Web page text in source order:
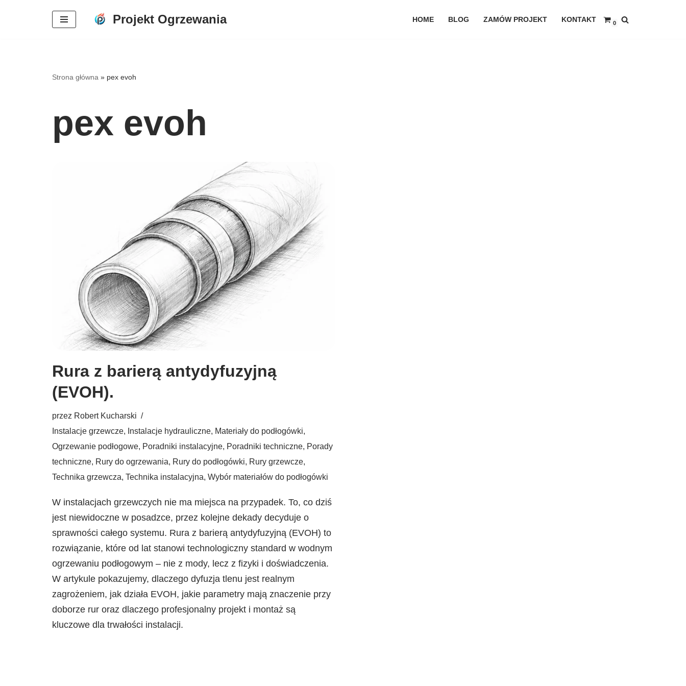
Projekt Ogrzewania HOME BLOG ZAMÓW PROJEKT KONTAKT 0
Strona główna » pex evoh
pex evoh
Rura z barierą antydyfuzyjną
(EVOH).
przez Robert Kucharski
Instalacje grzewcze, Instalacje hydrauliczne, Materiały do podłogówki,
Ogrzewanie podłogowe, Poradniki instalacyjne, Poradniki techniczne, Porady
techniczne, Rury do ogrzewania, Rury do podłogówki, Rury grzewcze,
Technika grzewcza, Technika instalacyjna, Wybór materiałów do podłogówki
W instalacjach grzewczych nie ma miejsca na przypadek. To, co dziś
jest niewidoczne w posadzce, przez kolejne dekady decyduje o
sprawności całego systemu. Rura z barierą antydyfuzyjną (EVOH) to
rozwiązanie, które od lat stanowi technologiczny standard w wodnym
ogrzewaniu podłogowym – nie z mody, lecz z fizyki i doświadczenia.
W artykule pokazujemy, dlaczego dyfuzja tlenu jest realnym
zagrożeniem, jak działa EVOH, jakie parametry mają znaczenie przy
doborze rur oraz dlaczego profesjonalny projekt i montaż są
kluczowe dla trwałości instalacji.